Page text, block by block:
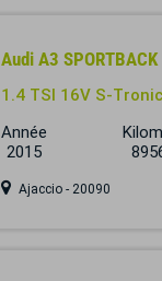
Audi A3 SPORTBACK
1.4 TSI 16V S-
Année
2015
Ajaccio - 20090